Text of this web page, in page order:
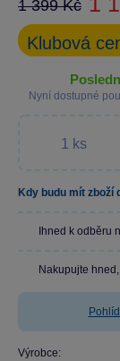
1 399 Kč
Klubová
Nyní dostupné
Kdy budu mít zboží
Ihned k odběru
Nakupujte
Výrobce: